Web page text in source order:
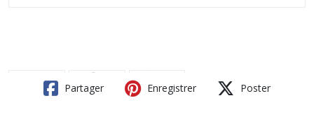
Partager Enregistrer Poster